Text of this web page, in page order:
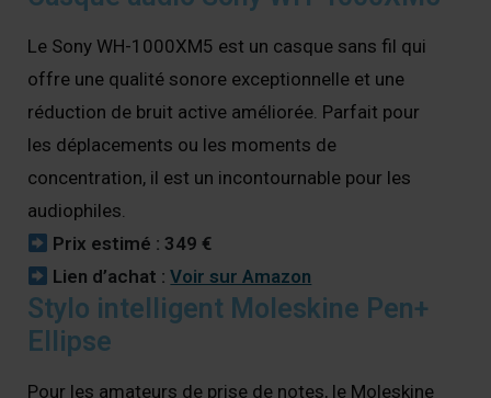
Le Sony WH-1000XM5 est un casque sans fil qui
offre une qualité sonore exceptionnelle et une
réduction de bruit active améliorée. Parfait pour
les déplacements ou les moments de
concentration, il est un incontournable pour les
audiophiles.
Prix estimé : 349 €
Lien d’achat :Voir sur Amazon
Stylo intelligent Moleskine Pen+
Ellipse
Pour les amateurs de prise de notes, le Moleskine